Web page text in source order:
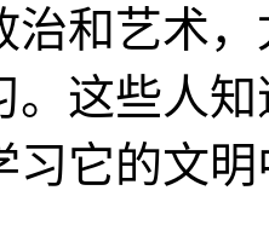
治和艺术
。这些人
习它的文